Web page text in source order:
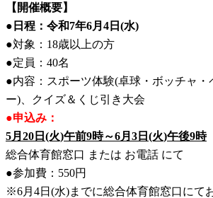
【開催概要】
●日程：令和7年6月4日(水)
●対象：18歳以上の方
●定員：40名
●内容：スポーツ体験(卓球・ボッチャ・
ー)、クイズ＆くじ引き大会
●申込み：
5月20日(火)午前9時～6月3日(火)午後9時
総合体育館窓口 または お電話 にて
●参加費：550円
※6月4日(水)までに総合体育館窓口にて